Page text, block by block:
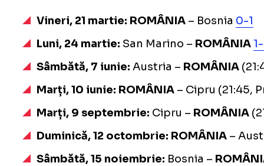
Vineri, 21 martie: ROMÂNIA– Bosnia 0-1
Luni, 24 martie: San Marino – ROMÂNIA
Sâmbătă, 7 iunie: Austria – ROMÂNIA
Marți, 10 iunie: ROMÂNIA– Cipru (21:45,
Marți, 9 septembrie: Cipru – ROMÂNIA
Duminică, 12 octombrie: ROMÂNIA–
Sâmbătă, 15 noiembrie: Bosnia –